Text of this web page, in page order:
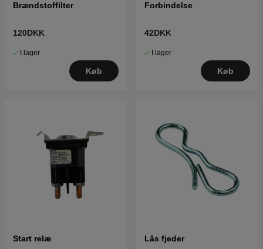
Brændstoffilter
120DKK
I lager
Køb
Forbindelse
42DKK
I lager
Køb
Start relæ Lås fjeder